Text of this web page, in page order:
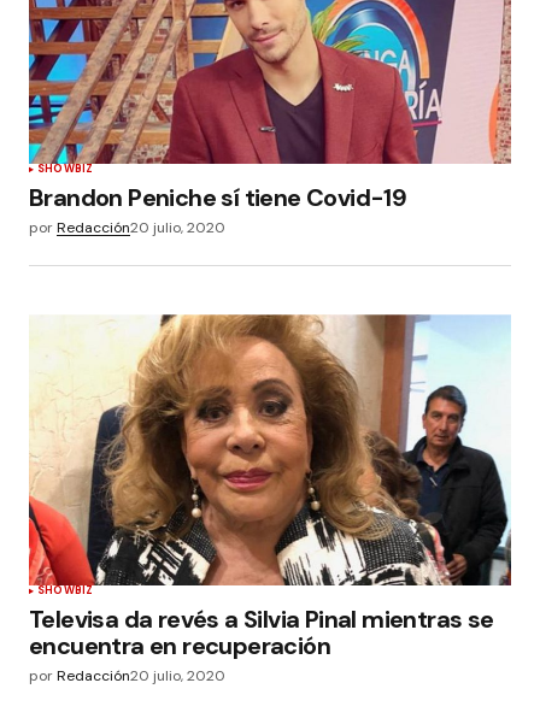
SHOWBIZ
Brandon Peniche sí tiene Covid-19
porRedacción20 julio, 2020
SHOWBIZ
Televisa da revés a Silvia Pinal mientras se
encuentra en recuperación
porRedacción20 julio, 2020